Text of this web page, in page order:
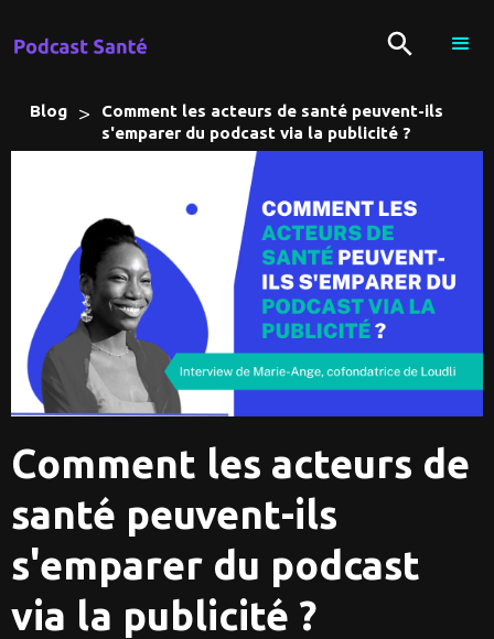
Blog >
Comment les acteurs de santé peuvent-ils
s'emparer du podcast via la publicité ?
Comment les acteurs de
santé peuvent-ils
s'emparer du podcast
via la publicité ?